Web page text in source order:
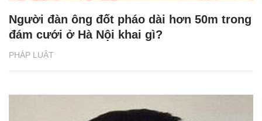
PHÁP LUẬT
Người đàn ông đốt pháo dài hơn 50m trong
đám cưới ở Hà Nội khai gì?